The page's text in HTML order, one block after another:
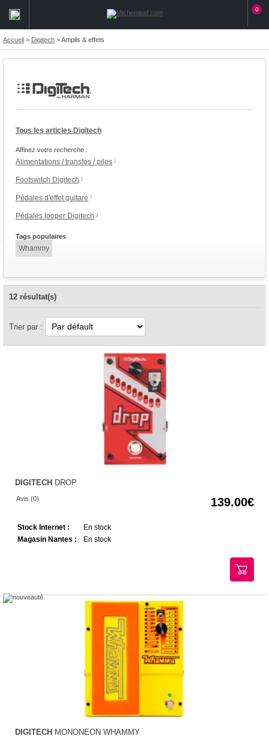
0
Accueil > Digitech >Amplis & effets
Tous les articles Digitech
Affinez votre recherche :
Alimentations / transfos / piles 1
Footswitch Digitech 1
Pédales d'effet guitare 7
Pédales looper Digitech 3
Tags populaires
Whammy
12 résultat(s)
Trier par :
DIGITECH DROP
Avis (0) 139.00
Stock Internet :
En stock
Magasin Nantes :
En stock
DIGITECH MONONEON WHAMMY